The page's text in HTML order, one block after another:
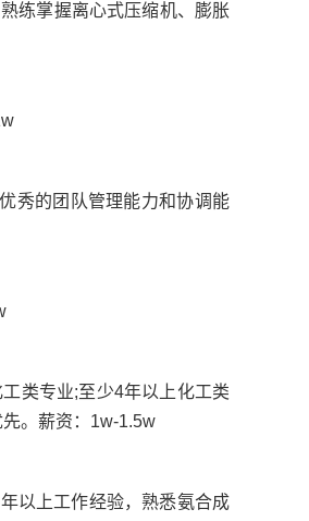
练掌握离心式压缩机、膨胀
秀的团队管理能力和协调能
类专业;至少4年以上化工类
。薪资：1w-1.5w
以上工作经验，熟悉氨合成